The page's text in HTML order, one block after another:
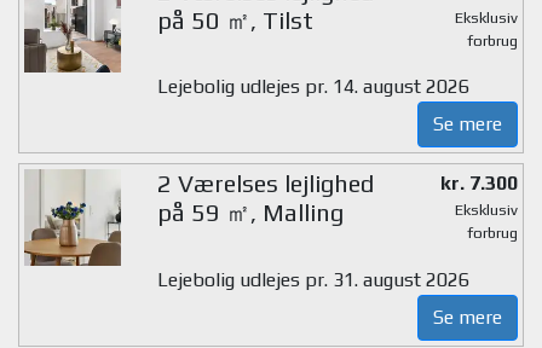
på 50 ㎡, Tilst
Eksklusiv
forbrug
Lejebolig udlejes pr. 14. august 2026
Se mere
2 Værelses lejlighed
på 59 ㎡, Malling
kr. 7.300
Eksklusiv
forbrug
Lejebolig udlejes pr. 31. august 2026
Se mere